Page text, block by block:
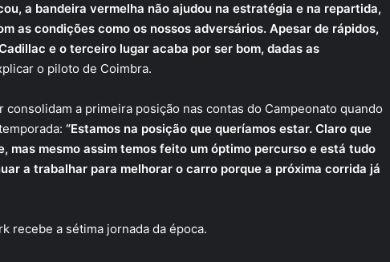
a bandeira vermelha não ajudou na estratégia e na repartida,
as condições como os nossos adversários. Apesar de rápidos,
e o terceiro lugar acaba por ser bom, dadas as
o piloto de Coimbra.
a primeira posição nas contas do Campeonato quando
“Estamos na posição que queríamos estar. Claro que
mas mesmo assim temos feito um óptimo percurso e está tudo
a trabalhar para melhorar o carro porque a próxima corrida já
recebe a sétima jornada da época.